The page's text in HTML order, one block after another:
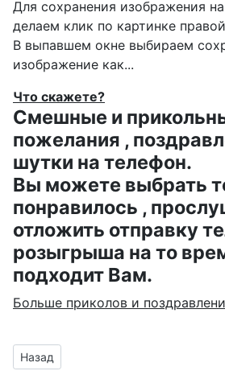
Для сохранения изображения
делаем клик по картинке
В выпавшем окне выбираем
изображение как...
Что скажете?
Смешные и
пожелания ,
шутки на телефон.
Вы можете выбрать
понравилось ,
отложить отправку
розыгрыша на то
подходит Вам.
Больше приколов и
Предыдущий материал: гифка с
Назад